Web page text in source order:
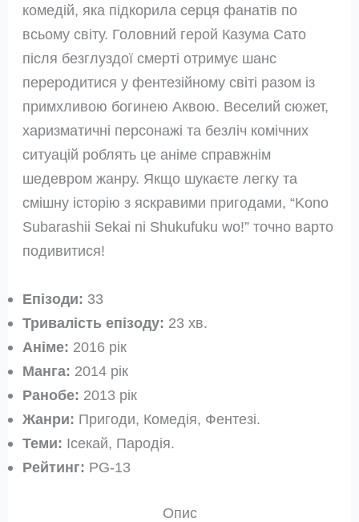
комедій, яка підкорила серця фанатів по
всьому світу. Головний герой Казума Сато
після безглуздої смерті отримує шанс
переродитися у фентезійному світі разом із
примхливою богинею Аквою. Веселий сюжет,
харизматичні персонажі та безліч комічних
ситуацій роблять це аніме справжнім
шедевром жанру. Якщо шукаєте легку та
смішну історію з яскравими пригодами, “Kono
Subarashii Sekai ni Shukufuku wo!” точно варто
подивитися!
Епізоди: 33
Тривалість епізоду: 23 хв.
Аніме: 2016 рік
Манга: 2014 рік
Ранобе: 2013 рік
Жанри: Пригоди, Комедія, Фентезі.
Теми: Ісекай, Пародія.
Рейтинг: PG-13
Опис